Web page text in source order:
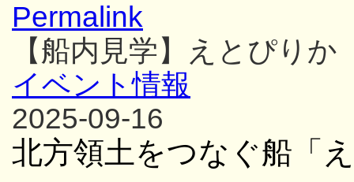
Permalink
【船内見学】えとぴりか
イベント情報
2025-09-16
北方領土をつなぐ船「